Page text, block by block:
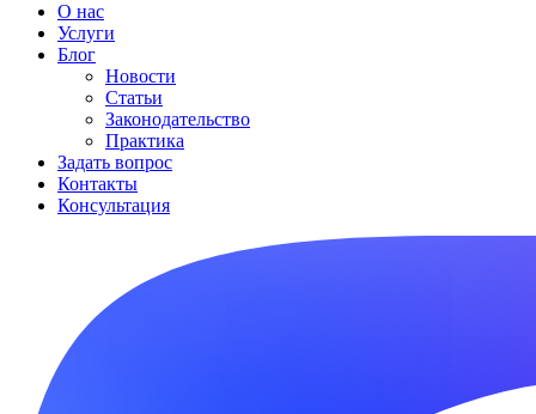
О нас
Услуги
Блог
Новости
Статьи
Законодательство
Практика
Задать вопрос
Контакты
Консультация